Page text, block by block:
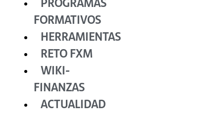
FORMATIVOS
HERRAMIENTAS
RETO FXM
WIKI-
FINANZAS
ACTUALIDAD